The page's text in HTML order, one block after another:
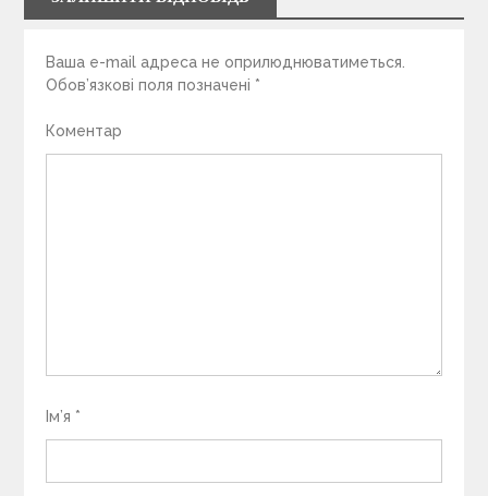
Ваша e-mail адреса не оприлюднюватиметься.
Обов’язкові поля позначені *
Коментар
Ім’я *